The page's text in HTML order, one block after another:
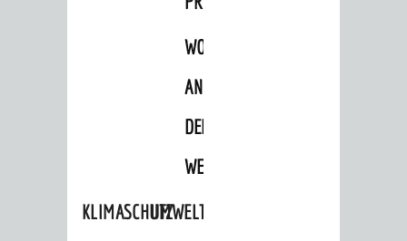
WOHNBEBAUUNG
AN
DER
WEINBERGSTRASSE
KLIMASCHUTZUMWELTSCHUTZ